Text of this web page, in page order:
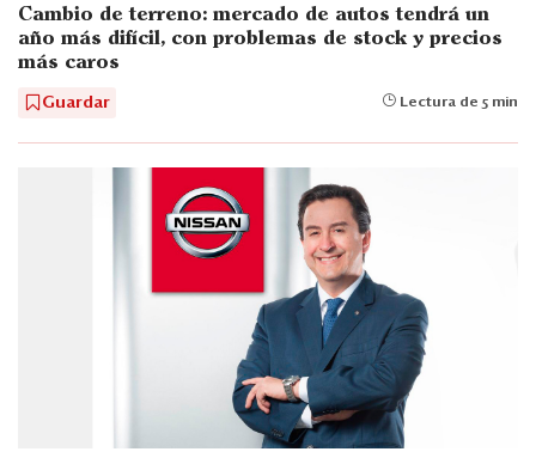
Cambio de terreno: mercado de autos tendrá un
año más difícil, con problemas de stock y precios
más caros
Guardar Lectura de 5 min